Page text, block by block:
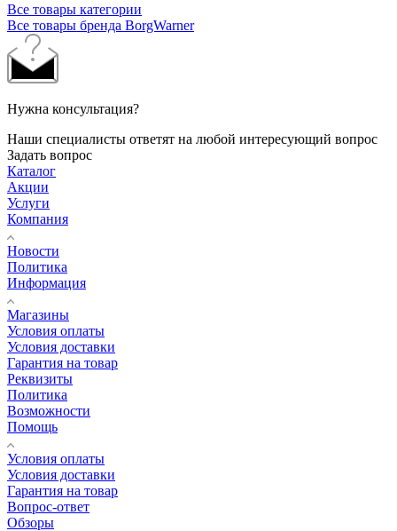
Все товары категории
Все товары бренда BorgWarner
Нужна консультация?
Наши специалисты ответят на любой интересующий вопрос
Задать вопрос
Каталог
Акции
Услуги
Компания
Новости
Политика
Информация
Магазины
Условия оплаты
Условия доставки
Гарантия на товар
Реквизиты
Политика
Возможности
Помощь
Условия оплаты
Условия доставки
Гарантия на товар
Вопрос-ответ
Обзоры